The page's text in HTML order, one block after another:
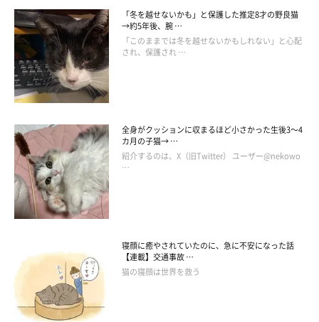
さらに最近では、家族を驚かせるような行動も見せているそうで
す。
飼い主さん：
「最近はドアの取っ手を引っ張って開けるようなこともしてお
「冬を越せないかも」と保護した推定8才の野良猫
→約5年後、腕 …
「このままでは冬を越せないかもしれない」と心配
され、保護され …
全身がクッションに収まるほど小さかった生後3～4
カ月の子猫→ …
紹介するのは、X（旧Twitter） ユーザー@nekowo
…
寝顔に癒やされていたのに、急に不安になった話
【連載】交通事故 …
猫の寝顔は世界を救う